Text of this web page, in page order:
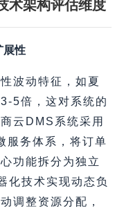
术架构评估维度
展性
波动特征，如夏
5倍，这对系统的
云DMS系统采用
务体系，将订单
功能拆分为独立
化技术实现动态负
调整资源分配，